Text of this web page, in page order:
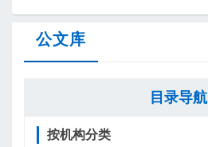
公文库
目录导航
按机构分类